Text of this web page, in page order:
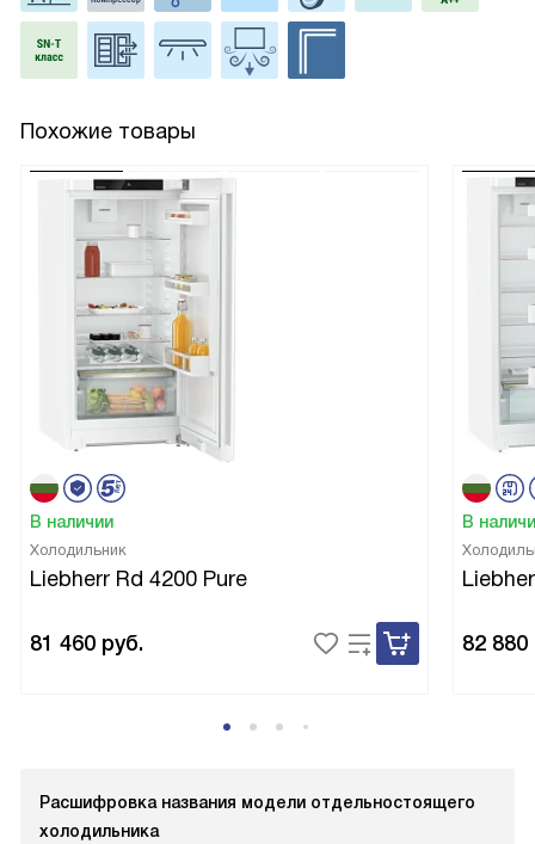
Похожие товары
В наличии
Холодильник
Liebherr Rd 4200 Pure
81 460 руб.
В
82 880
Расшифровка названия модели отдельностоящего
холодильника